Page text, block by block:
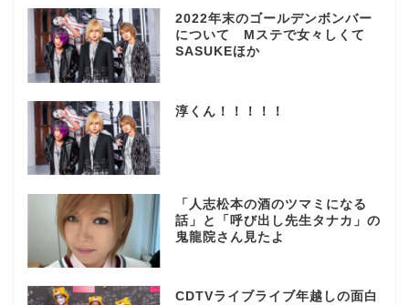
2022年末のゴールデンボンバー
について Mステで女々しくて
SASUKEほか
淳くん！！！！！
「人志松本の酒のツマミになる
話」と「呼び出し先生タナカ」の
鬼龍院さん見たよ
CDTVライブライブ年越しの面白